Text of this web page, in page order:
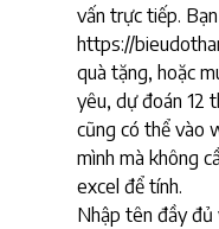
vấn trực tiếp.
https://
quà tặng, hoặc
yêu, dự đoán 12
cũng có thể vào
mình mà không
excel để tính.
Nhập tên đầy đủ